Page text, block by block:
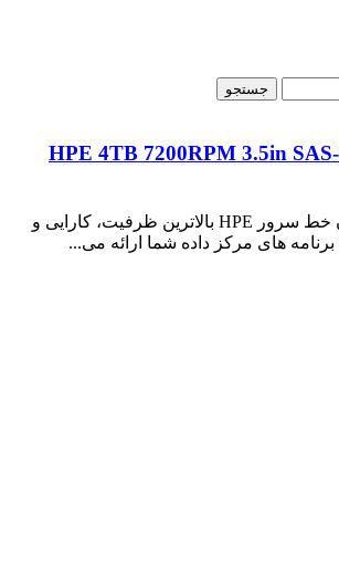
جستجو
HPE 4TB 7200RPM 3.5in
هارد دیسک های میان خط سرور HPE بالاترین ظرفیت، کارایی و
برنامه های مرکز داده شما ارائه می...